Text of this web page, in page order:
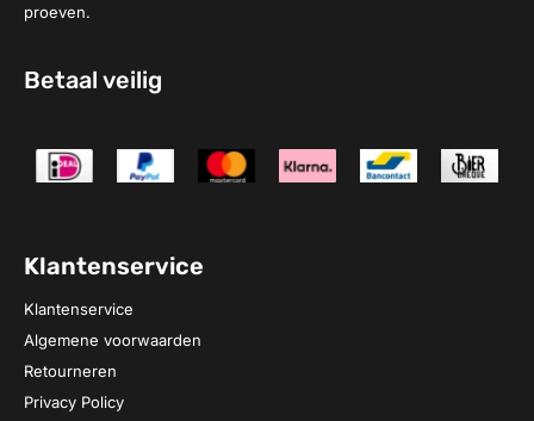
proeven.
Betaal veilig
Klantenservice
Klantenservice
Algemene voorwaarden
Retourneren
Privacy Policy